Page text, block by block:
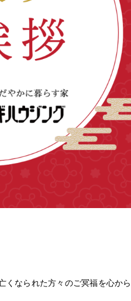
くなられた方々のご冥福を心か